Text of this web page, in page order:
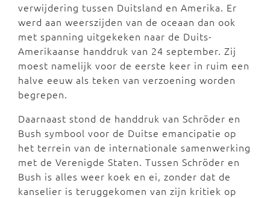
verwijdering tussen Duitsland en Amerika. Er
werd aan weerszijden van de oceaan dan ook
met spanning uitgekeken naar de Duits-
Amerikaanse handdruk van 24 september. Zij
moest namelijk voor de eerste keer in ruim een
halve eeuw als teken van verzoening worden
begrepen.
Daarnaast stond de handdruk van Schröder en
Bush symbool voor de Duitse emancipatie op
het terrein van de internationale samenwerking
met de Verenigde Staten. Tussen Schröder en
Bush is alles weer koek en ei, zonder dat de
kanselier is teruggekomen van zijn kritiek op